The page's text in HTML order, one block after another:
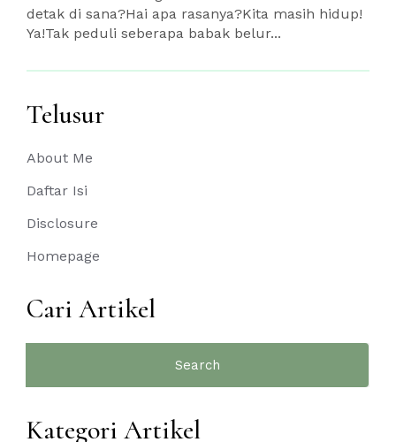
detak di sana?Hai apa rasanya?Kita masih hidup!
Ya!Tak peduli seberapa babak belur...
Telusur
About Me
Daftar Isi
Disclosure
Homepage
Cari Artikel
Kategori Artikel